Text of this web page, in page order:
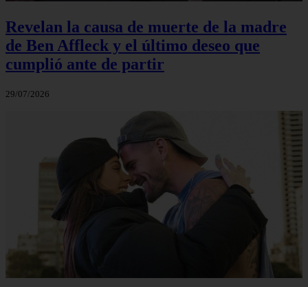
Revelan la causa de muerte de la madre
de Ben Affleck y el último deseo que
cumplió ante de partir
29/07/2026